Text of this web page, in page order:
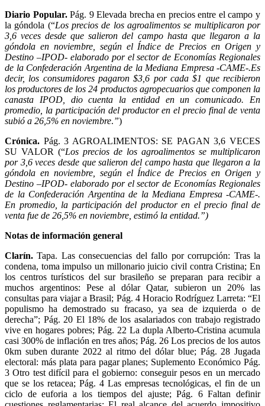
Diario Popular.Pág. 9 Elevada brecha en precios entre el campo y
la góndola (“Los precios de los agroalimentos se multiplicaron por
3,6 veces desde que salieron del campo hasta que llegaron a la
góndola en noviembre, según el Índice de Precios en Origen y
Destino –IPOD- elaborado por el sector de Economías Regionales
de la Confederación Argentina de la Mediana Empresa -CAME-.Es
decir, los consumidores pagaron $3,6 por cada $1 que recibieron
los productores de los 24 productos agropecuarios que componen la
canasta IPOD, dio cuenta la entidad en un comunicado. En
promedio, la participación del productor en el precio final de venta
subió a 26,5% en noviembre.”)
Crónica. Pág. 3 AGROALIMENTOS: SE PAGAN 3,6 VECES
SU VALOR (“Los precios de los agroalimentos se multiplicaron
por 3,6 veces desde que salieron del campo hasta que llegaron a la
góndola en noviembre, según el Índice de Precios en Origen y
Destino –IPOD- elaborado por el sector de Economías Regionales
de la Confederación Argentina de la Mediana Empresa -CAME-.
En promedio, la participación del productor en el precio final de
venta fue de 26,5% en noviembre, estimó la entidad.”)
Notas de información general
Clarín.Tapa. Las consecuencias del fallo por corrupción: Tras la
condena, toma impulso un millonario juicio civil contra Cristina; En
los centros turísticos del sur brasileño se preparan para recibir a
muchos argentinos: Pese al dólar Qatar, subieron un 20% las
consultas para viajar a Brasil; Pág. 4 Horacio Rodríguez Larreta: “El
populismo ha demostrado su fracaso, ya sea de izquierda o de
derecha”; Pág. 20 El 18% de los asalariados con trabajo registrado
vive en hogares pobres; Pág. 22 La dupla Alberto-Cristina acumula
casi 300% de inflación en tres años; Pág. 26 Los precios de los autos
0km suben durante 2022 al ritmo del dólar blue; Pág. 28 Jugada
electoral: más plata para pagar planes; Suplemento Económico Pág.
3 Otro test difícil para el gobierno: conseguir pesos en un mercado
que se los retacea; Pág. 4 Las empresas tecnológicas, el fin de un
ciclo de euforia a los tiempos del ajuste; Pág. 6 Faltan definir